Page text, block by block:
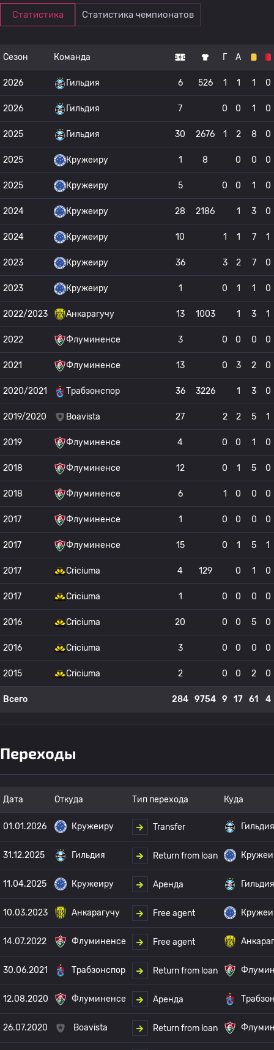
Статистика Статистика чемпионатов
Сезон Команда Г А
2026 Гильдия 6 526 1 1 1 0
2026 Гильдия 7 0 0 1 0
2025 Гильдия 30 2676 1 2 8 0
2025 Кружеиру 1 8 0 0 0
2025 Кружеиру 5 0 0 1 0
2024 Кружеиру 28 2186 1 3 0
2024 Кружеиру 10 1 1 7 1
2023 Кружеиру 36 3 2 7 0
2023 Кружеиру 1 0 1 1 0
2022/2023 Анкарагучу 13 1003 1 3 1
2022 Флуминенсе 3 0 0 0 0
2021 Флуминенсе 13 0 3 2 0
2020/2021 Трабзонспор 36 3226 1 3 0
2019/2020 Boavista 27 2 2 5 1
2019 Флуминенсе 4 0 0 1 0
2018 Флуминенсе 12 0 1 5 0
2018 Флуминенсе 6 1 0 0 0
2017 Флуминенсе 1 0 0 0 0
2017 Флуминенсе 15 0 1 5 1
2017 Criciuma 4 129 0 1 0
2017 Criciuma 1 0 0 0 0
2016 Criciuma 20 0 0 5 0
2016 Criciuma 3 0 0 0 0
2015 Criciuma 2 0 0 2 0
Всего 284 9754 9 17 61 4
Переходы
Дата Откуда Тип перехода Куда
01.01.2026 Кружеиру Transfer Гильдия
31.12.2025 Гильдия Return from loan
11.04.2025 Кружеиру Аренда Гильдия
10.03.2023 Анкарагучу Free agent
14.07.2022 Флуминенсе Free agent
30.06.2021 Трабзонспор Return from loan
12.08.2020 Флуминенсе Аренда
26.07.2020 Boavista Return from loan